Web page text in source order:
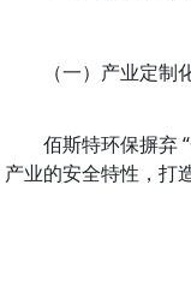
（一）产业定
佰斯特环保摒弃
产业的安全特性，打